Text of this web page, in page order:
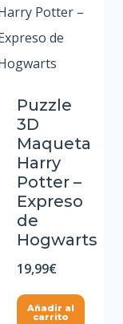
Puzzle
3D
Maqueta
Harry
Potter –
Expreso
de
Hogwarts
19,99€
Añadir al
carrito